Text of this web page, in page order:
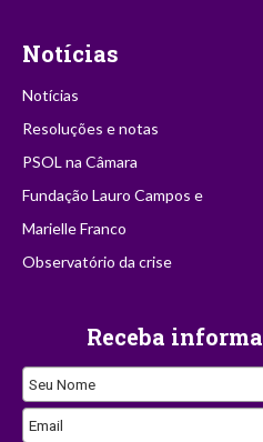
Notícias
Notícias
Resoluções e notas
PSOL na Câmara
Fundação Lauro Campos e
Marielle Franco
Observatório da crise
Receba
Seu Nome
Email